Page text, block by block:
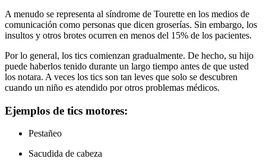
A menudo se representa al síndrome de Tourette en los medios de
comunicación como personas que dicen groserías. Sin embargo, los
insultos y otros brotes ocurren en menos del 15% de los pacientes.
Por lo general, los tics comienzan gradualmente. De hecho, su hijo
puede haberlos tenido durante un largo tiempo antes de que usted
los notara. A veces los tics son tan leves que solo se descubren
cuando un niño es atendido por otros problemas médicos.
Ejemplos de tics motores:
Pestañeo
Sacudida de cabeza